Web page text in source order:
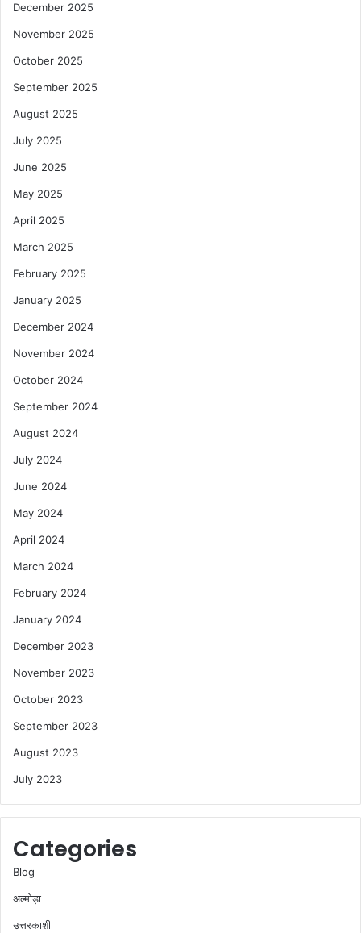
December 2025
November 2025
October 2025
September 2025
August 2025
July 2025
June 2025
May 2025
April 2025
March 2025
February 2025
January 2025
December 2024
November 2024
October 2024
September 2024
August 2024
July 2024
June 2024
May 2024
April 2024
March 2024
February 2024
January 2024
December 2023
November 2023
October 2023
September 2023
August 2023
July 2023
Categories
Blog
अल्मोड़ा
उत्तरकाशी